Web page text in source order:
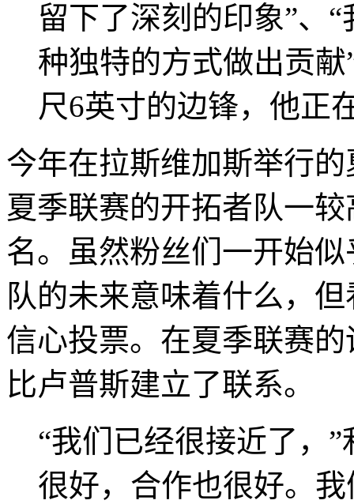
留下了深刻的印象”、
种独特的方式做出贡
尺6英寸的边锋，他正
今年在拉斯维加斯举行
夏季联赛的开拓者队一
名。虽然粉丝们一开始
队的未来意味着什么，
信心投票。在夏季联赛
比卢普斯建立了联系。
“我们已经很接近了，
很好，合作也很好。